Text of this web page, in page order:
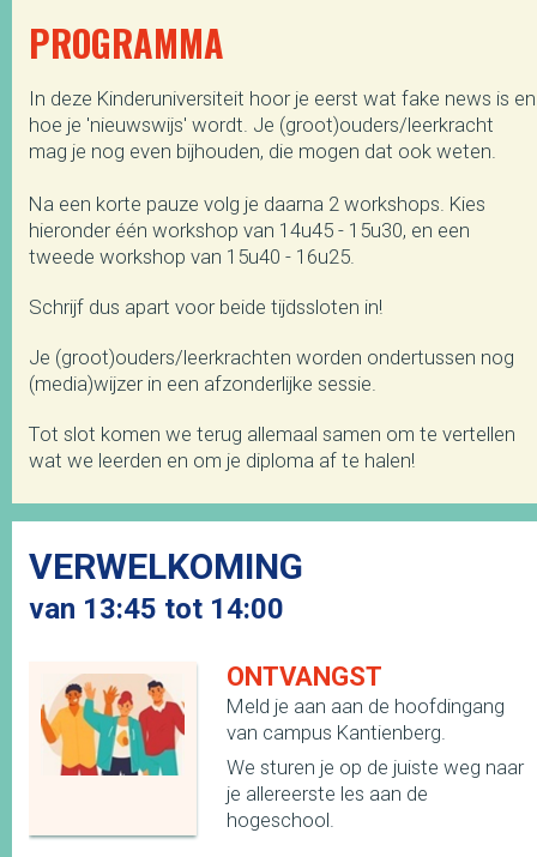
PROGRAMMA
In deze Kinderuniversiteit hoor je eerst wat fake news is en
hoe je 'nieuwswijs' wordt. Je (groot)ouders/leerkracht
mag je nog even bijhouden, die mogen dat ook weten.
Na een korte pauze volg je daarna 2 workshops. Kies
hieronder één workshop van 14u45 - 15u30, en een
tweede workshop van 15u40 - 16u25.
Schrijf dus apart voor beide tijdssloten in!
Je (groot)ouders/leerkrachten worden ondertussen nog
(media)wijzer in een afzonderlijke sessie.
Tot slot komen we terug allemaal samen om te vertellen
wat we leerden en om je diploma af te halen!
VERWELKOMING
van 13:45 tot 14:00
ONTVANGST
Meld je aan aan de hoofdingang
van campus Kantienberg.
We sturen je op de juiste weg naar
je allereerste les aan de
hogeschool.